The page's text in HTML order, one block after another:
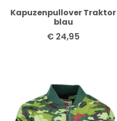
Kapuzenpullover Traktor
blau
€ 24,95